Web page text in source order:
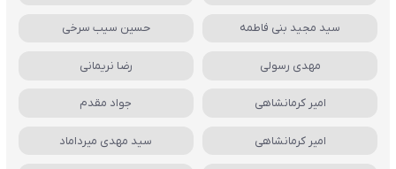
سید مجید بنی فاطمه حسین سیب سرخی
مهدی رسولی رضا نریمانی
امیر کرمانشاهی جواد مقدم
امیر کرمانشاهی سید مهدی میرداماد